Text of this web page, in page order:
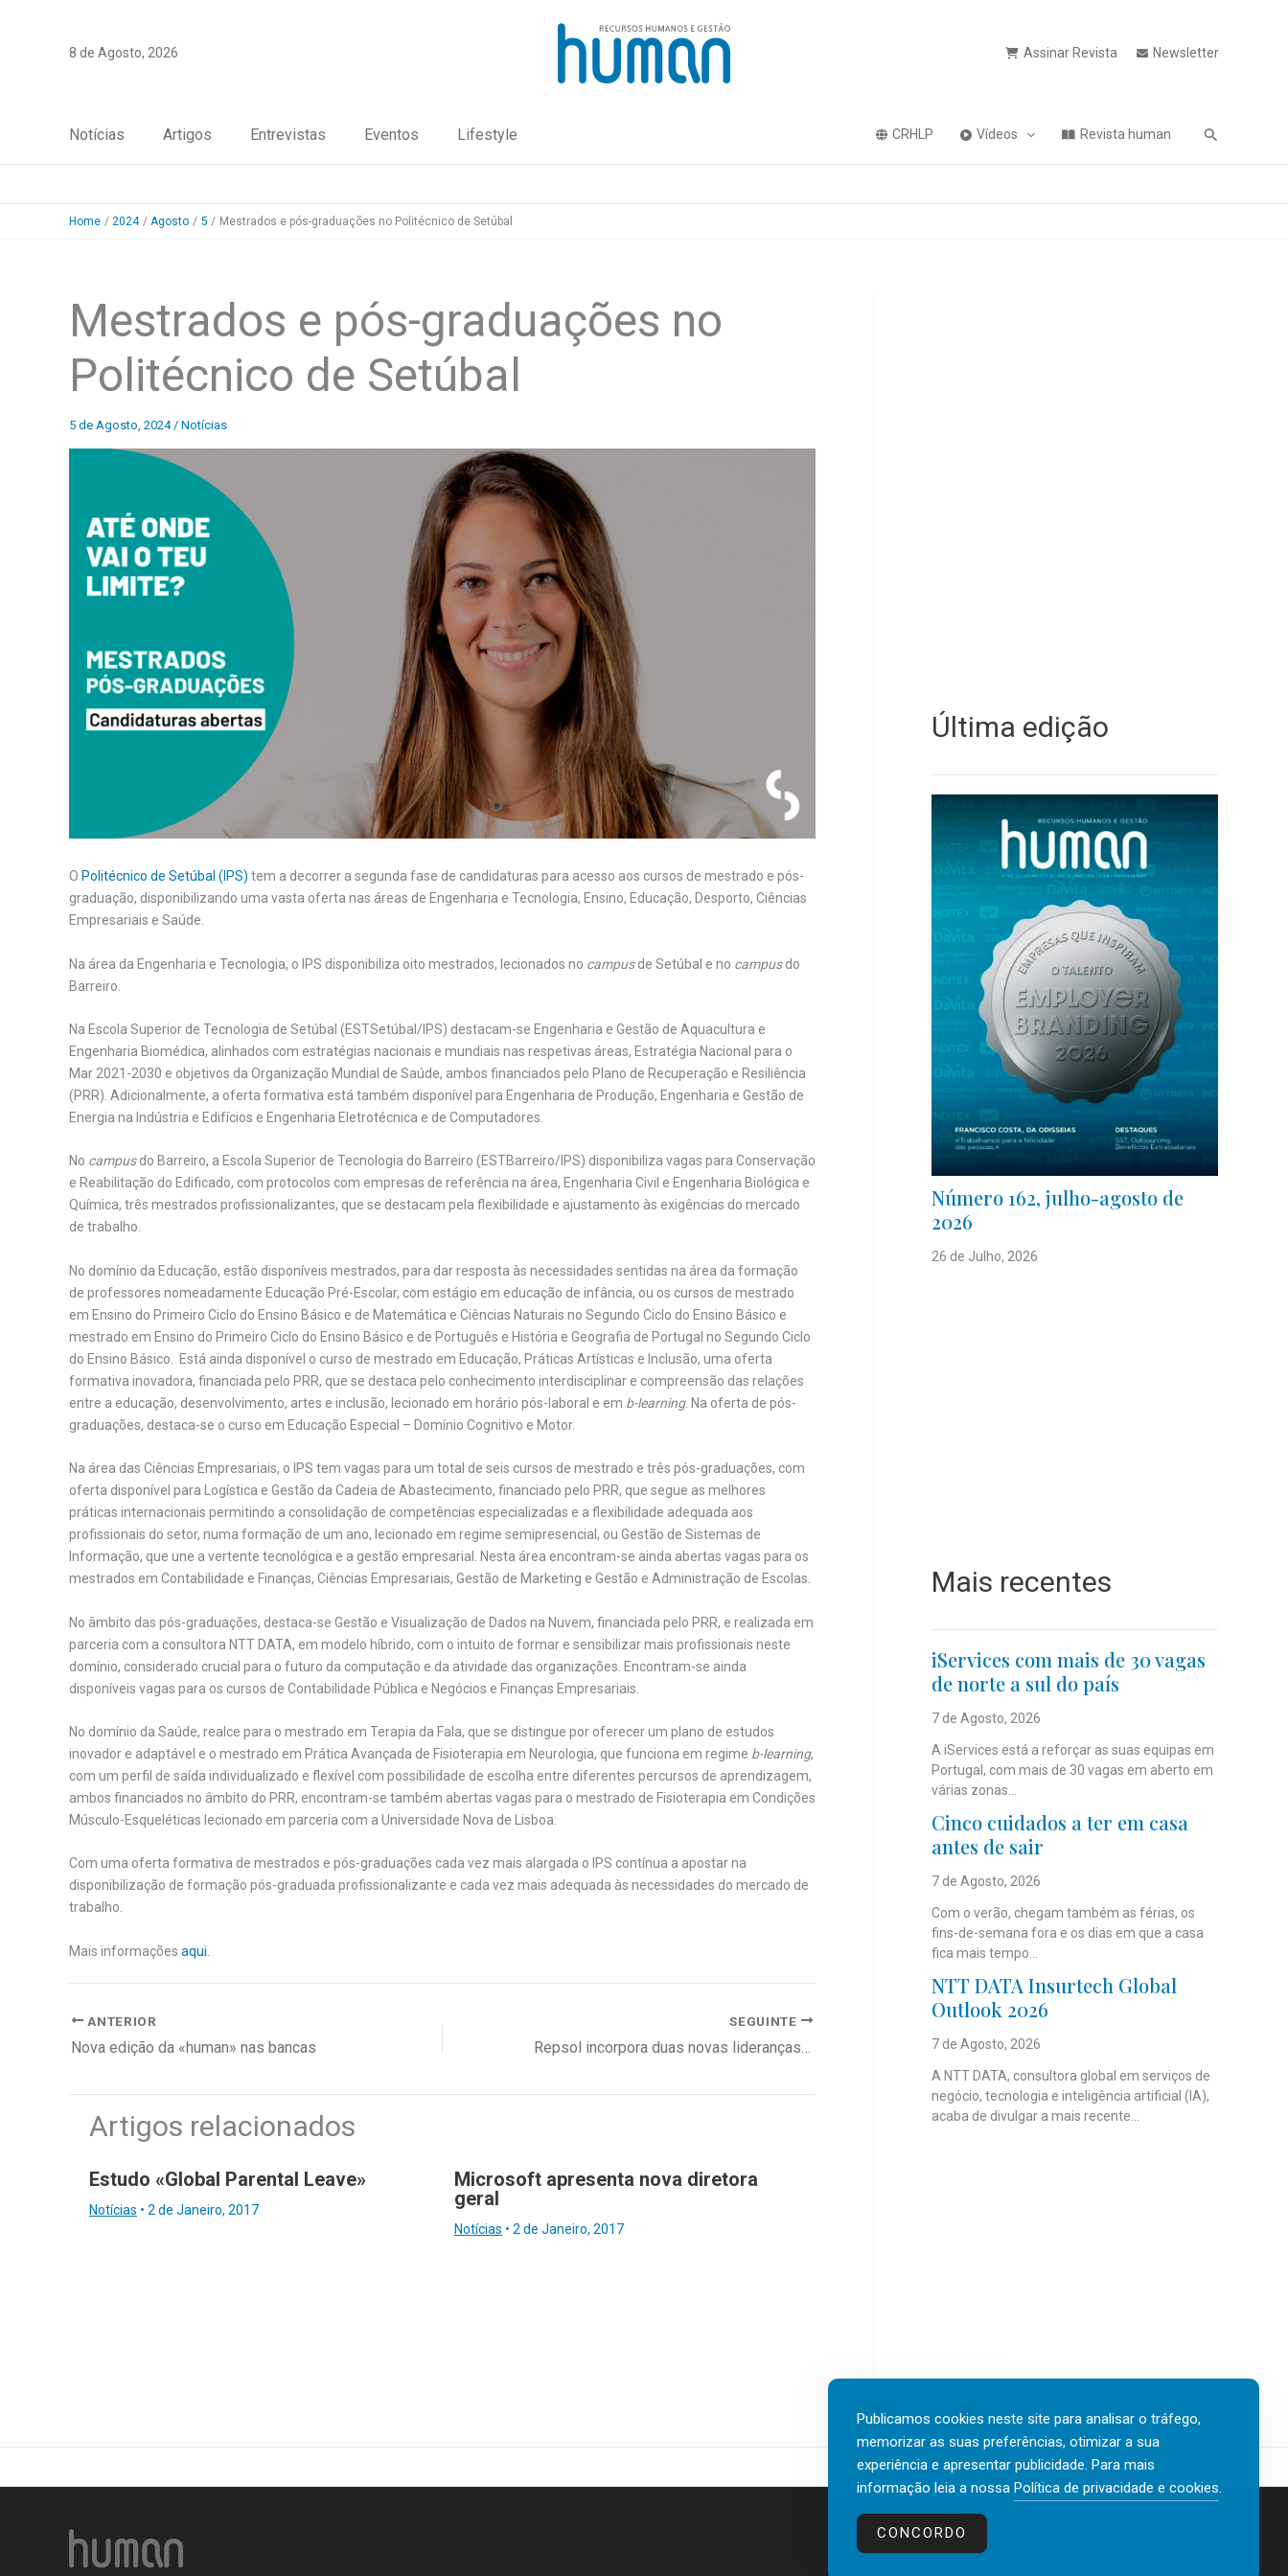
8 de Agosto, 2026 Assinar Revista Newsletter
Notícias Artigos Entrevistas Eventos Lifestyle CRHLP Vídeos Revista human Pesquisa
Home 2024 Agosto 5 Mestrados e pós-graduações no Politécnico de Setúbal
Mestrados e pós-graduações no
Politécnico de Setúbal
5 de Agosto, 2024 / Notícias
O Politécnico de Setúbal (IPS) tem a decorrer a segunda fase de candidaturas para acesso aos cursos de mestrado e pós-
graduação, disponibilizando uma vasta oferta nas áreas de Engenharia e Tecnologia, Ensino, Educação, Desporto, Ciências
Empresariais e Saúde.
Na área da Engenharia e Tecnologia, o IPS disponibiliza oito mestrados, lecionados no campusde Setúbal e no campusdo
Barreiro.
Na Escola Superior de Tecnologia de Setúbal (ESTSetúbal/IPS) destacam-se Engenharia e Gestão de Aquacultura e
Engenharia Biomédica, alinhados com estratégias nacionais e mundiais nas respetivas áreas, Estratégia Nacional para o
Mar 2021-2030 e objetivos da Organização Mundial de Saúde, ambos financiados pelo Plano de Recuperação e Resiliência
(PRR). Adicionalmente, a oferta formativa está também disponível para Engenharia de Produção, Engenharia e Gestão de
Energia na Indústria e Edifícios e Engenharia Eletrotécnica e de Computadores.
No campusdo Barreiro, a Escola Superior de Tecnologia do Barreiro (ESTBarreiro/IPS) disponibiliza vagas para Conservação
e Reabilitação do Edificado, com protocolos com empresas de referência na área, Engenharia Civil e Engenharia Biológica e
Química, três mestrados profissionalizantes, que se destacam pela flexibilidade e ajustamento às exigências do mercado
de trabalho.
No domínio da Educação, estão disponíveis mestrados, para dar resposta às necessidades sentidas na área da formação
de professores nomeadamente Educação Pré-Escolar, com estágio em educação de infância, ou os cursos de mestrado
em Ensino do Primeiro Ciclo do Ensino Básico e de Matemática e Ciências Naturais no Segundo Ciclo do Ensino Básico e
mestrado em Ensino do Primeiro Ciclo do Ensino Básico e de Português e História e Geografia de Portugal no Segundo Ciclo
do Ensino Básico. Está ainda disponível o curso de mestrado em Educação, Práticas Artísticas e Inclusão, uma oferta
formativa inovadora, financiada pelo PRR, que se destaca pelo conhecimento interdisciplinar e compreensão das relações
entre a educação, desenvolvimento, artes e inclusão, lecionado em horário pós-laboral e em b-learning. Na oferta de pós-
graduações, destaca-se o curso em Educação Especial – Domínio Cognitivo e Motor.
Na área das Ciências Empresariais, o IPS tem vagas para um total de seis cursos de mestrado e três pós-graduações, com
oferta disponível para Logística e Gestão da Cadeia de Abastecimento, financiado pelo PRR, que segue as melhores
práticas internacionais permitindo a consolidação de competências especializadas e a flexibilidade adequada aos
profissionais do setor, numa formação de um ano, lecionado em regime semipresencial, ou Gestão de Sistemas de
Informação, que une a vertente tecnológica e a gestão empresarial. Nesta área encontram-se ainda abertas vagas para os
mestrados em Contabilidade e Finanças, Ciências Empresariais, Gestão de Marketing e Gestão e Administração de Escolas.
No âmbito das pós-graduações, destaca-se Gestão e Visualização de Dados na Nuvem, financiada pelo PRR, e realizada em
parceria com a consultora NTT DATA, em modelo híbrido, com o intuito de formar e sensibilizar mais profissionais neste
domínio, considerado crucial para o futuro da computação e da atividade das organizações. Encontram-se ainda
disponíveis vagas para os cursos de Contabilidade Pública e Negócios e Finanças Empresariais.
No domínio da Saúde, realce para o mestrado em Terapia da Fala, que se distingue por oferecer um plano de estudos
inovador e adaptável e o mestrado em Prática Avançada de Fisioterapia em Neurologia, que funciona em regime b-learning,
com um perfil de saída individualizado e flexível com possibilidade de escolha entre diferentes percursos de aprendizagem,
ambos financiados no âmbito do PRR, encontram-se também abertas vagas para o mestrado de Fisioterapia em Condições
Músculo-Esqueléticas lecionado em parceria com a Universidade Nova de Lisboa.
Com uma oferta formativa de mestrados e pós-graduações cada vez mais alargada o IPS contínua a apostar na
disponibilização de formação pós-graduada profissionalizante e cada vez mais adequada às necessidades do mercado de
trabalho.
Mais informações aqui
ANTERIOR
Nova edição da «human» nas bancas
SEGUINTE
Repsol incorpora duas novas lideranças femininas
Artigos relacionados
Estudo «Global Parental Leave»
Notícias • 2 de Janeiro, 2017
Microsoft apresenta nova diretora
geral
Notícias • 2 de Janeiro, 2017
Última edição
Número 162, julho-agosto de
2026
26 de Julho, 2026
Mais recentes
iServices com mais de 30 vagas
de norte a sul do país
7 de Agosto, 2026
A iServices está a reforçar as suas equipas em
Portugal, com mais de 30 vagas em aberto em
várias zonas...
Cinco cuidados a ter em casa
antes de sair
7 de Agosto, 2026
Com o verão, chegam também as férias, os
fins-de-semana fora e os dias em que a casa
fica mais tempo...
NTT DATA Insurtech Global
Outlook 2026
7 de Agosto, 2026
A NTT DATA, consultora global em serviços de
negócio, tecnologia e inteligência artificial (IA),
acaba de divulgar a mais recente...
Contactos
Publicamos cookies neste site para analisar o tráfego,
memorizar as suas preferências, otimizar a sua
experiência e apresentar publicidade. Para mais
informação leia a nossa Política de privacidade e cookies.
CONCORDO